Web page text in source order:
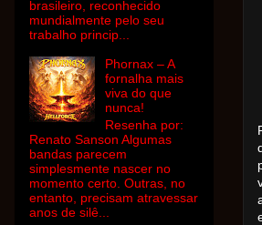
brasileiro, reconhecido
mundialmente pelo seu
trabalho princip...
Phornax – A
fornalha mais
viva do que
nunca!
Resenha por:
Renato Sanson Algumas
bandas parecem
simplesmente nascer no
momento certo. Outras, no
entanto, precisam atravessar
anos de silê...